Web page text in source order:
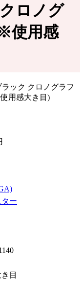
ロノグ
使用感
ー
目